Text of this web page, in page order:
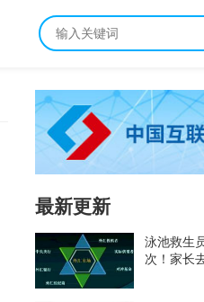
最新更新
泳池救生
次！家长